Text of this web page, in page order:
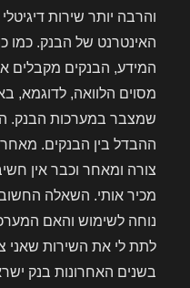
והרבה יותר שירות
האינטרנט של הבנק. כמו
המידע, הבנקים מקבלים
מסוים הלוואה, לדוגמא,
שמצבר במערכות הבנק.
ההבדל בין הבנקים.
צורה ומאחר וכבר אין
מכיר אותי. השאלה
נוחה לשימוש והאם
לתת לי את השירות שאני
בשנים האחרונות בנק